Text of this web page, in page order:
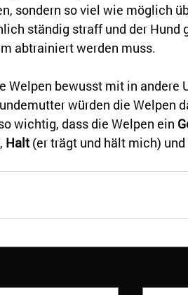
sondern so viel wie möglich
ständig straff und der Hund
abtrainiert werden muss.
Welpen bewusst mit in andere
würden die Welpen
wichtig, dass die Welpen ein
Halt (er trägt und hält mich) und